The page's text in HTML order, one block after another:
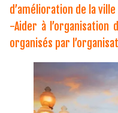
d’amélioration de la
-Aider à l’organisation
organisés par